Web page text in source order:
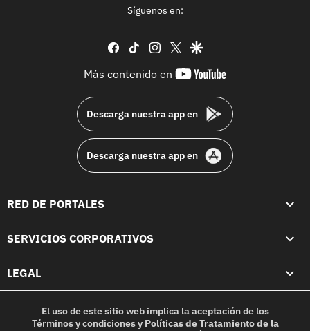
Síguenos en:
facebook
tiktok instagram
twittergoogle
Más contenido en
youtube-
Descarga nuestra app en
Descarga nuestra app en
RED DE PORTALES
SERVICIOS CORPORATIVOS
LEGAL
El uso de este sitio web implica la aceptación de los
Términos y condicionesy Políticas de Tratamiento de la